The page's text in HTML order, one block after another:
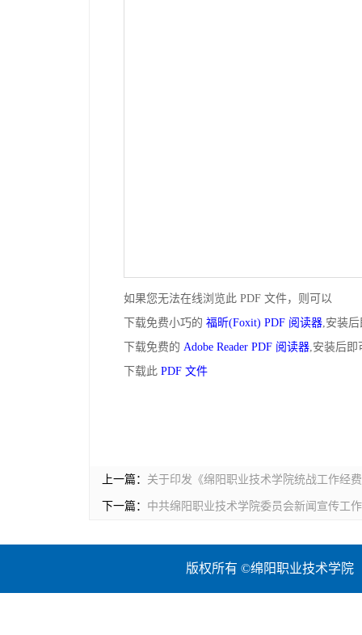
如果您无法在线浏览此 PDF 文件，则可以
下载免费小巧的 福昕(Foxit) PDF 阅读器,安装
下载免费的 Adobe Reader PDF 阅读器,安装后
下载此 PDF 文件
上一篇： 关于印发《绵阳职业技术学院统战工作经
下一篇： 中共绵阳职业技术学院委员会新闻宣传工
版权所有 ©绵阳职业技术学院